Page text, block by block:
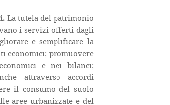
La tutela del patrimonio
i servizi offerti dagli
e semplificare la
economici; promuovere
e nei bilanci;
attraverso accordi
il consumo del suolo
aree urbanizzate e del